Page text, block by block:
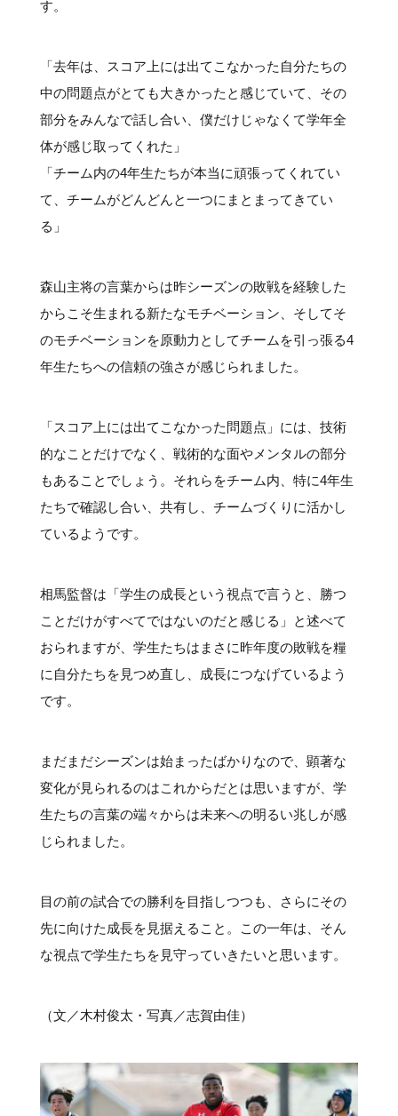
す。
「去年は、スコア上には出てこなかった自分たちの
中の問題点がとても大きかったと感じていて、その
部分をみんなで話し合い、僕だけじゃなくて学年全
体が感じ取ってくれた」
「チーム内の4年生たちが本当に頑張ってくれてい
て、チームがどんどんと一つにまとまってきてい
る」
森山主将の言葉からは昨シーズンの敗戦を経験した
からこそ生まれる新たなモチベーション、そしてそ
のモチベーションを原動力としてチームを引っ張る4
年生たちへの信頼の強さが感じられました。
「スコア上には出てこなかった問題点」には、技術
的なことだけでなく、戦術的な面やメンタルの部分
もあることでしょう。それらをチーム内、特に4年生
たちで確認し合い、共有し、チームづくりに活かし
ているようです。
相馬監督は「学生の成長という視点で言うと、勝つ
ことだけがすべてではないのだと感じる」と述べて
おられますが、学生たちはまさに昨年度の敗戦を糧
に自分たちを見つめ直し、成長につなげているよう
です。
まだまだシーズンは始まったばかりなので、顕著な
変化が見られるのはこれからだとは思いますが、学
生たちの言葉の端々からは未来への明るい兆しが感
じられました。
目の前の試合での勝利を目指しつつも、さらにその
先に向けた成長を見据えること。この一年は、そん
な視点で学生たちを見守っていきたいと思います。
（文／木村俊太・写真／志賀由佳）